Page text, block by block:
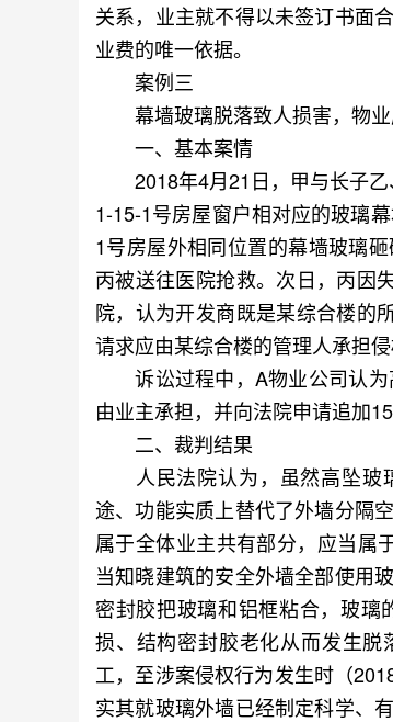
关系，业主就不得以未签订书面
业费的唯一依据。
案例三
幕墙玻璃脱落致人损害，物业
一、基本案情
2018年4月21日，甲与长子乙
1-15-1号房屋窗户相对应的玻璃
1号房屋外相同位置的幕墙玻璃
丙被送往医院抢救。次日，丙因
院，认为开发商既是某综合楼的
请求应由某综合楼的管理人承担侵
诉讼过程中，A物业公司认为
由业主承担，并向法院申请追加
二、裁判结果
人民法院认为，虽然高坠玻
途、功能实质上替代了外墙分隔
属于全体业主共有部分，应当属
当知晓建筑的安全外墙全部使用
密封胶把玻璃和铝框粘合，玻
损、结构密封胶老化从而发生
工，至涉案侵权行为发生时（
实其就玻璃外墙已经制定科学、